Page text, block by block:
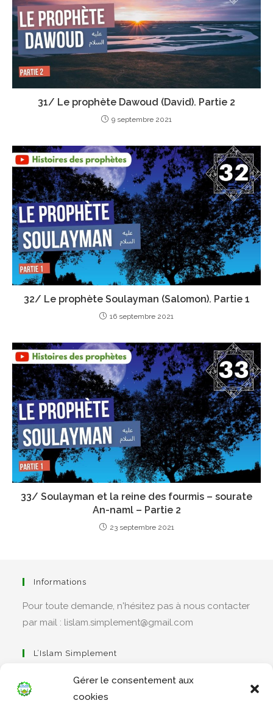
Gérer le consentement aux
cookies
31/ Le prophète Dawoud (David). Partie 2
9 septembre 2021
32/ Le prophète Soulayman (Salomon). Partie 1
16 septembre 2021
33/ Soulayman et la reine des fourmis – sourate
An-naml – Partie 2
23 septembre 2021
Informations
Pour toute demande, n'hésitez pas à nous contacter
par mail : lislam.simplement@gmail.com
L’Islam Simplement